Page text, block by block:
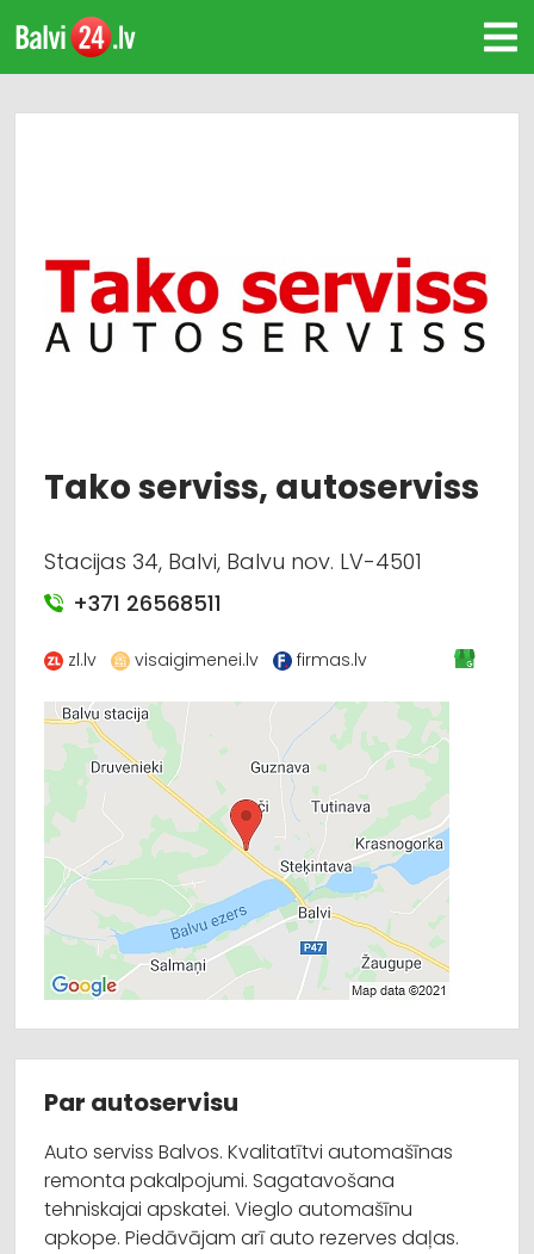
Tako serviss, autoserviss
Stacijas 34, Balvi, Balvu nov. LV-4501
+371 26568511
zl.lv visaigimenei.lv firmas.lv
Par autoservisu
Auto serviss Balvos. Kvalitatītvi automašīnas
remonta pakalpojumi. Sagatavošana
tehniskajai apskatei. Vieglo automašīnu
apkope. Piedāvājam arī auto rezerves daļas.